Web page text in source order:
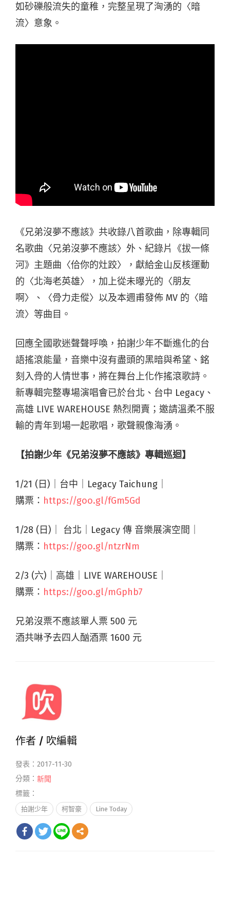
如砂礫般流失的童稚，完整呈現了洶湧的〈暗
流〉意象。
《兄弟沒夢不應該》共收錄八首歌曲，除專輯同
名歌曲〈兄弟沒夢不應該〉外、紀錄片《拔一條
河》主題曲〈佮你的灶跤〉，獻給金山反核運動
的〈北海老英雄〉，加上從未曝光的〈朋友
啊〉、〈骨力走傱〉以及本週甫發佈 MV 的〈暗
流〉等曲目。
回應全國歌迷聲聲呼喚，拍謝少年不斷進化的台
語搖滾能量，音樂中沒有盡頭的黑暗與希望、銘
刻入骨的人情世事，將在舞台上化作搖滾歌詩。
新專輯完整專場演唱會已於台北、台中 Legacy、
高雄 LIVE WAREHOUSE 熱烈開賣；邀請溫柔不服
輸的青年到場一起歌唱，歌聲親像海湧。
【拍謝少年《兄弟沒夢不應該》專輯巡迴】
1/21 (日)｜台中｜Legacy Taichung｜
購票： https://goo.gl/fGm5Gd
1/28 (日)｜ 台北｜Legacy 傳 音樂展演空間｜
購票： https://goo.gl/ntzrNm
2/3 (六)｜高雄｜LIVE WAREHOUSE｜
購票： https://goo.gl/mGphb7
兄弟沒票不應該單人票 500 元
酒共啉予去四人酗酒票 1600 元
作者 / 吹編輯
發表：2017-11-30
分類： 新聞
標籤：
拍謝少年 柯智豪 Line Today